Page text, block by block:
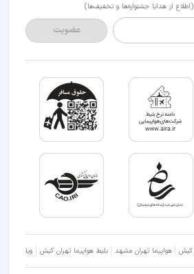
(اطلاع از هدایا جشنواره‌ها و تخفیف‌ها)
عضویت
کیش هواپیما تهران مشهد بلیط هواپیما تهران کیش ویلا شمال